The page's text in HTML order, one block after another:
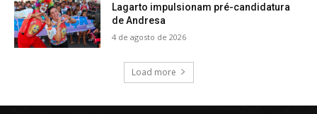
Lagarto impulsionam pré-candidatura
de Andresa
4 de agosto de 2026
Load more